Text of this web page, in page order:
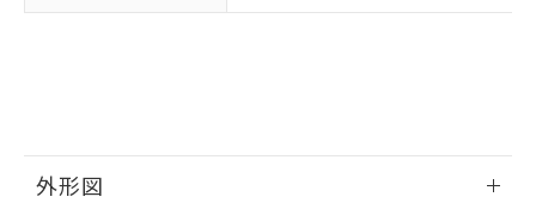
外形図
お客様が当ウェブサイト上で当社にご
EU RoHS指令（10物質）の非含有証明書
51物質の非含有証明書（当社基準）